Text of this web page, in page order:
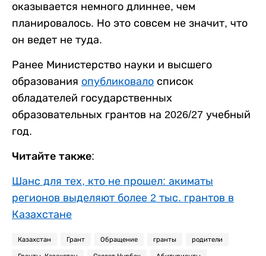
оказывается немного длиннее, чем
планировалось. Но это совсем не значит, что
он ведет не туда.
Ранее Министерство науки и высшего
образования опубликовало список
обладателей государственных
образовательных грантов на 2026/27 учебный
год.
Читайте также:
Шанс для тех, кто не прошел: акиматы
регионов выделяют более 2 тыс. грантов в
Казахстане
Казахстан Грант Обращение гранты родители